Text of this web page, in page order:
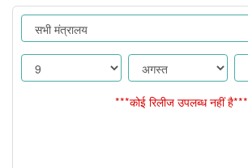
***कोई रिलीज उपलब्ध नहीं है***